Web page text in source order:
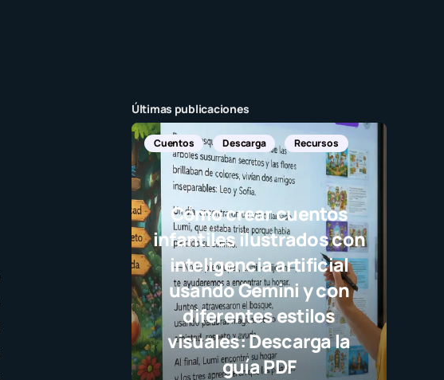
Últimas publicaciones
Cuentos Descarga Recursos
Cómo crear cuentos
infantiles ilustrados con
inteligencia artificial
usando Gemini y con
diferentes estilos
visuales: Descarga la
guía PDF